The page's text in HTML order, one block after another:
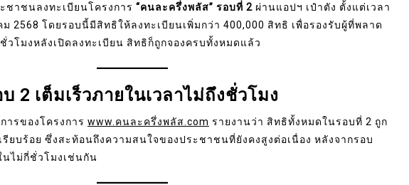
ชาชนลงทะเบียนโครงการ “คนละครึ่งพลัส” รอบที่ 2 ผ่านแอปฯ เป๋าตัง ตั้งแต่เวลา
2568 โดยรอบนี้มีสิทธิให้ลงทะเบียนเพิ่มกว่า 400,000 สิทธิ เพื่อรองรับผู้ที่พลาด
วโมงหลังเปิดลงทะเบียน สิทธิก็ถูกจองครบทั้งหมดแล้ว
2 เต็มเร็วภายในเวลาไม่ถึงชั่วโมง
ารของโครงการ www.คนละครึ่งพลัส.com รายงานว่า สิทธิทั้งหมดในรอบที่ 2 ถูก
ยบร้อย ซึ่งสะท้อนถึงความสนใจของประชาชนที่ยังคงสูงต่อเนื่อง หลังจากรอบ
นไม่กี่ชั่วโมงเช่นกัน